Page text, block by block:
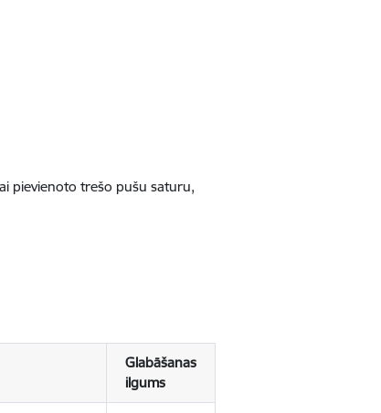
pievienoto trešo pušu saturu,
Glabāšanas
ilgums